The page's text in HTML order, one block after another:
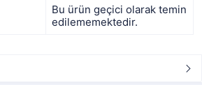
Bu ürün geçici olarak temin
edilememektedir.